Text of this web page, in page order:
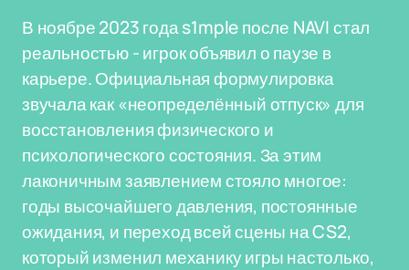
В ноябре 2023 года s1mple после NAVI стал
реальностью - игрок объявил о паузе в
карьере. Официальная формулировка
звучала как «неопределённый отпуск» для
восстановления физического и
психологического состояния. За этим
лаконичным заявлением стояло многое:
годы высочайшего давления, постоянные
ожидания, и переход всей сцены на CS2,
который изменил механику игры настолько,